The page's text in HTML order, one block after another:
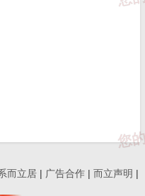
而立居 | 广告合作 | 而立声明 |